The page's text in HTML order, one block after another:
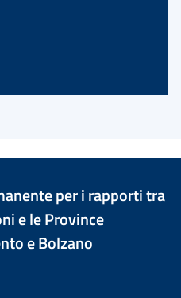
per i rapporti tra
e le Province
e Bolzano